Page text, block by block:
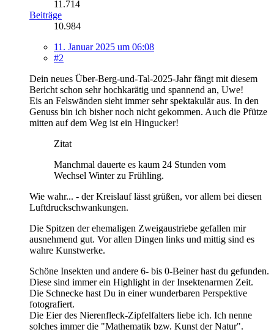
11.714
Beiträge
10.984
11. Januar 2025 um 06:08
#2
Dein neues Über-Berg-und-Tal-2025-Jahr fängt mit diesem
Bericht schon sehr hochkarätig und spannend an, Uwe!
Eis an Felswänden sieht immer sehr spektakulär aus. In den
Genuss bin ich bisher noch nicht gekommen. Auch die Pfütze
mitten auf dem Weg ist ein Hingucker!
Zitat
Manchmal dauerte es kaum 24 Stunden vom
Wechsel Winter zu Frühling.
Wie wahr... - der Kreislauf lässt grüßen, vor allem bei diesen
Luftdruckschwankungen.
Die Spitzen der ehemaligen Zweigaustriebe gefallen mir
ausnehmend gut. Vor allen Dingen links und mittig sind es
wahre Kunstwerke.
Schöne Insekten und andere 6- bis 0-Beiner hast du gefunden.
Diese sind immer ein Highlight in der Insektenarmen Zeit.
Die Schnecke hast Du in einer wunderbaren Perspektive
fotografiert.
Die Eier des Nierenfleck-Zipfelfalters liebe ich. Ich nenne
solches immer die "Mathematik bzw. Kunst der Natur".